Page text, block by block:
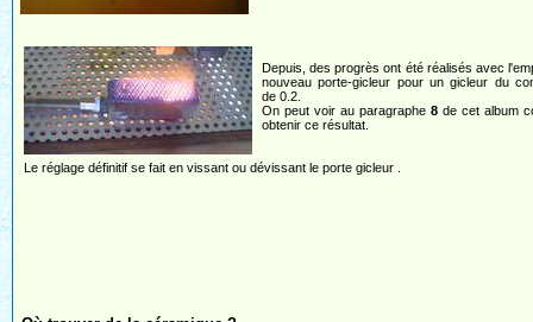
Depuis, des progrès ont été réalisés avec
nouveau porte-gicleur pour un gicleur du
de 0.2.
On peut voir au paragraphe 8 de cet album
obtenir ce résultat.
Le réglage définitif se fait en vissant ou dévissant le porte gicleur .